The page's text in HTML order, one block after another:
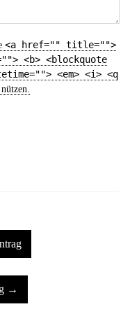
<a href="" title="">
<b> <blockquote
<em> <i> <q
nützen.
→